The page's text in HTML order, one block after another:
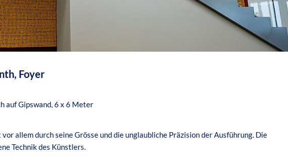
Foyer
auf Gipswand, 6 x 6 Meter
allem durch seine Grösse und die unglaubliche Präzision der Ausführung. Die
Technik des Künstlers.